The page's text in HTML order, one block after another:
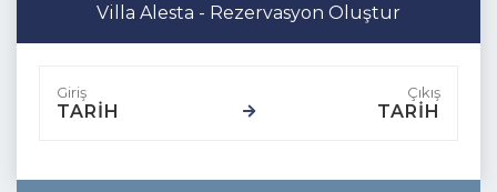
Villa Alesta - Rezervasyon Oluştur
TARİH TARİH